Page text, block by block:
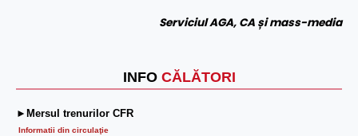
INFO CĂLĂTORI
►Mersul trenurilor CFR
Informatii din circulaţie
Serviciul AGA, CA și mass-media